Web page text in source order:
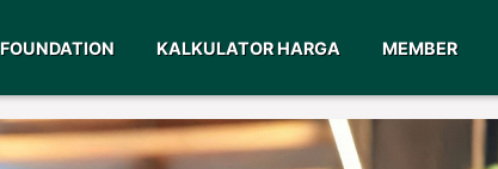
FOUNDATION KALKULATOR HARGA MEMBER